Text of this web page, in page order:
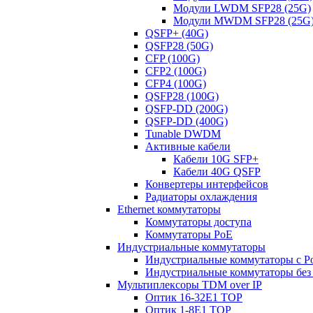
Модули LWDM SFP28 (25G)
Модули MWDM SFP28
QSFP+ (40G)
QSFP28 (50G)
CFP (100G)
CFP2 (100G)
CFP4 (100G)
QSFP28 (100G)
QSFP-DD (200G)
QSFP-DD (400G)
Tunable DWDM
Активные кабели
Кабели 10G SFP+
Кабели 40G QSFP
Конвертеры интерфейсов
Радиаторы охлаждения
Ethernet коммутаторы
Коммутаторы доступа
Коммутаторы PoE
Индустриальные коммутаторы
Индустриальные коммутаторы с
Индустриальные коммутаторы без
Мультиплексоры TDM over IP
Оптик 16-32E1 TOP
Оптик 1-8E1 TOP